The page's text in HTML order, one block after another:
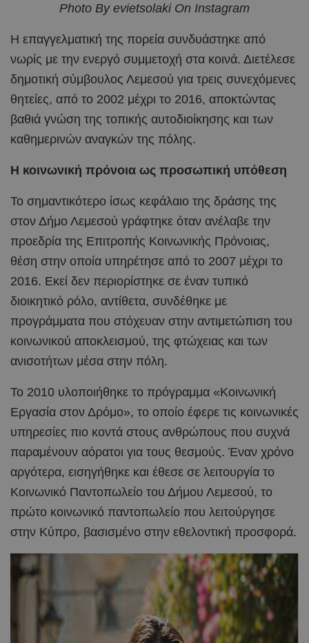
Photo By evietsolaki On Instagram
Η επαγγελματική της πορεία συνδυάστηκε από
νωρίς με την ενεργό συμμετοχή στα κοινά. Διετέλεσε
δημοτική σύμβουλος Λεμεσού για τρεις συνεχόμενες
θητείες, από το 2002 μέχρι το 2016, αποκτώντας
βαθιά γνώση της τοπικής αυτοδιοίκησης και των
καθημερινών αναγκών της πόλης.
Η κοινωνική πρόνοια ως προσωπική υπόθεση
Το σημαντικότερο ίσως κεφάλαιο της δράσης της
στον Δήμο Λεμεσού γράφτηκε όταν ανέλαβε την
προεδρία της Επιτροπής Κοινωνικής Πρόνοιας,
θέση στην οποία υπηρέτησε από το 2007 μέχρι το
2016. Εκεί δεν περιορίστηκε σε έναν τυπικό
διοικητικό ρόλο, αντίθετα, συνδέθηκε με
προγράμματα που στόχευαν στην αντιμετώπιση του
κοινωνικού αποκλεισμού, της φτώχειας και των
ανισοτήτων μέσα στην πόλη.
Το 2010 υλοποιήθηκε το πρόγραμμα «Κοινωνική
Εργασία στον Δρόμο», το οποίο έφερε τις κοινωνικές
υπηρεσίες πιο κοντά στους ανθρώπους που συχνά
παραμένουν αόρατοι για τους θεσμούς. Έναν χρόνο
αργότερα, εισηγήθηκε και έθεσε σε λειτουργία το
Κοινωνικό Παντοπωλείο του Δήμου Λεμεσού, το
πρώτο κοινωνικό παντοπωλείο που λειτούργησε
στην Κύπρο, βασισμένο στην εθελοντική προσφορά.